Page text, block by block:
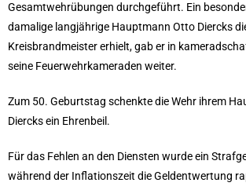
Gesamtwehrübungen durchgeführt. Ein
damalige langjährige Hauptmann Otto Diercks
Kreisbrandmeister erhielt, gab er in
seine Feuerwehrkameraden weiter.
Zum 50. Geburtstag schenkte die Wehr ihrem
Diercks ein Ehrenbeil.
Für das Fehlen an den Diensten wurde ein
während der Inflationszeit die Geldentwertung